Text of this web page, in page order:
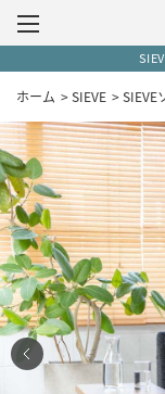
5,500円
ホーム >SIEVE >SIEVE